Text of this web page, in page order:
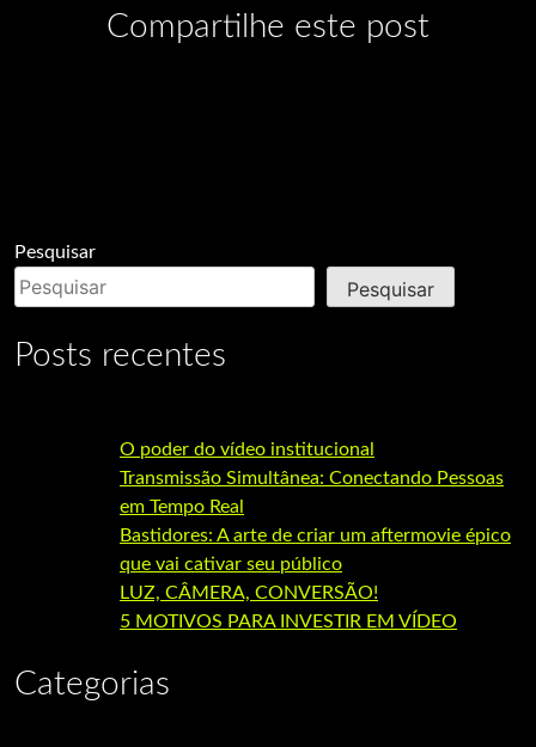
Compartilhe este post
Pesquisar
Pesquisar
Posts recentes
O poder do vídeo institucional
Transmissão Simultânea: Conectando Pessoas
em Tempo Real
Bastidores: A arte de criar um aftermovie épico
que vai cativar seu público
LUZ, CÂMERA, CONVERSÃO!
5 MOTIVOS PARA INVESTIR EM VÍDEO
Categorias